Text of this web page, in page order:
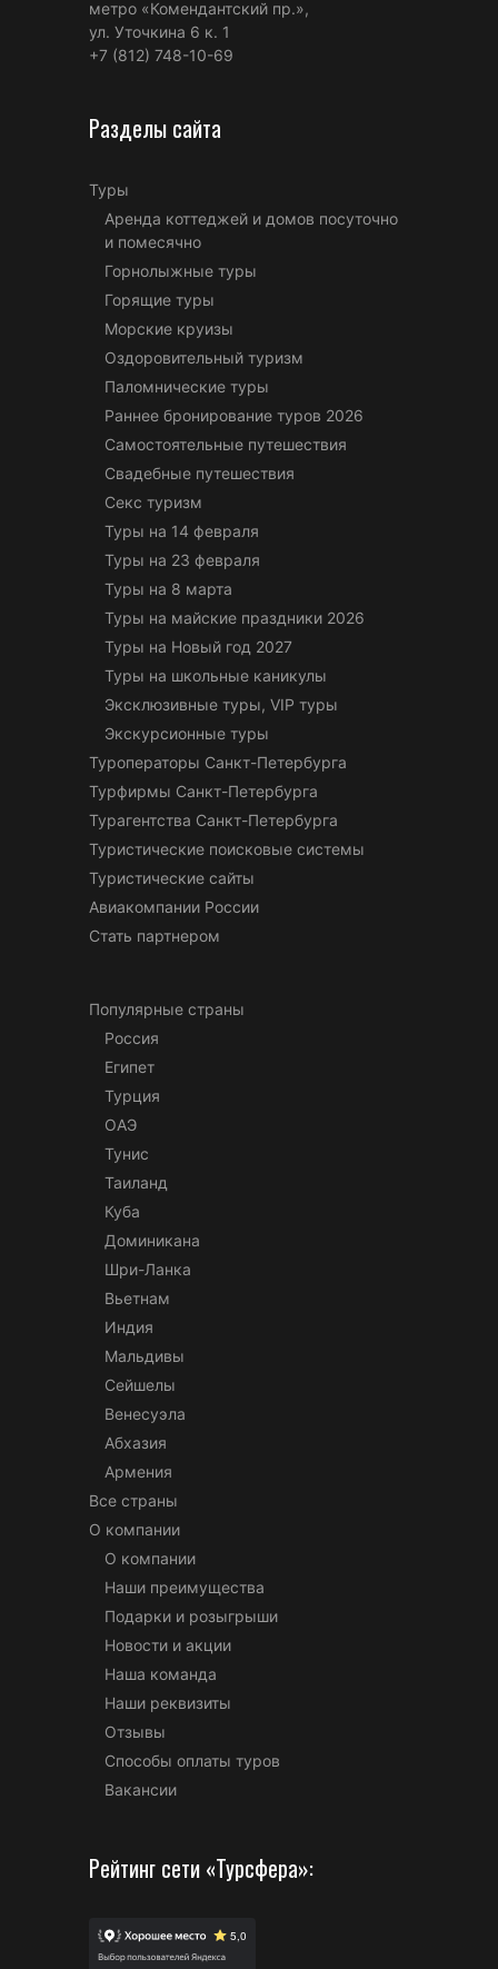
метро «Комендантский пр.»,
ул. Уточкина 6 к. 1
+7 (812) 748-10-69
Разделы сайта
Туры
Аренда коттеджей и домов посуточно
и помесячно
Горнолыжные туры
Горящие туры
Морские круизы
Оздоровительный туризм
Паломнические туры
Раннее бронирование туров 2026
Самостоятельные путешествия
Свадебные путешествия
Секс туризм
Туры на 14 февраля
Туры на 23 февраля
Туры на 8 марта
Туры на майские праздники 2026
Туры на Новый год 2027
Туры на школьные каникулы
Эксклюзивные туры, VIP туры
Экскурсионные туры
Туроператоры Санкт-Петербурга
Турфирмы Санкт-Петербурга
Турагентства Санкт-Петербурга
Туристические поисковые системы
Туристические сайты
Авиакомпании России
Стать партнером
Популярные страны
Россия
Египет
Турция
ОАЭ
Тунис
Таиланд
Куба
Доминикана
Шри-Ланка
Вьетнам
Индия
Мальдивы
Сейшелы
Венесуэла
Абхазия
Армения
Все страны
О компании
О компании
Наши преимущества
Подарки и розыгрыши
Новости и акции
Наша команда
Наши реквизиты
Отзывы
Способы оплаты туров
Вакансии
Рейтинг сети «Турсфера»: